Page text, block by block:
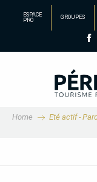
principal
ESPACE
PRO
GROUPES
Home Eté actif -